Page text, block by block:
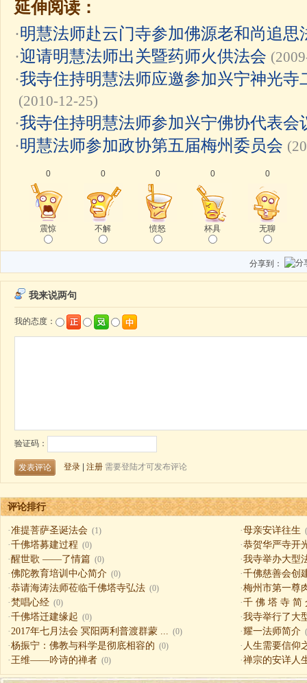
延伸阅读：
·明慧法师赴云门寺参加佛源老和尚追思
·迎请明慧法师出关暨药师火供法会
·我寺住持明慧法师应邀参加兴宁神光寺
(2010-12-25)
·我寺住持明慧法师参加兴宁佛协代表会
·明慧法师参加政协第五届梅州委员会
0
震惊
0
不解
0
愤怒
0
杯具
0
无聊
分享到：
评论排行
·准提菩萨圣诞法会 (1) ·母亲安详往生
·千佛塔募建过程 (0) ·恭贺华严寺开
·醒世歌 ——了情篇 (0) ·我寺举办大型
·佛陀教育培训中心简介 (0) ·千佛慈善会创
·恭请海涛法师莅临千佛塔寺弘法 (0) ·梅州市第一尊
·梵唱心经 (0) ·千 佛 塔 寺 简
·千佛塔迁建缘起 (0) ·我寺举行了大
·2017年七月法会 冥阳两利普渡群蒙 ... (0) ·耀一法师简介
·杨振宁：佛教与科学是彻底相容的 (0) · 人生需要信仰
·王维——吟诗的禅者 (0) ·禅宗的安详人